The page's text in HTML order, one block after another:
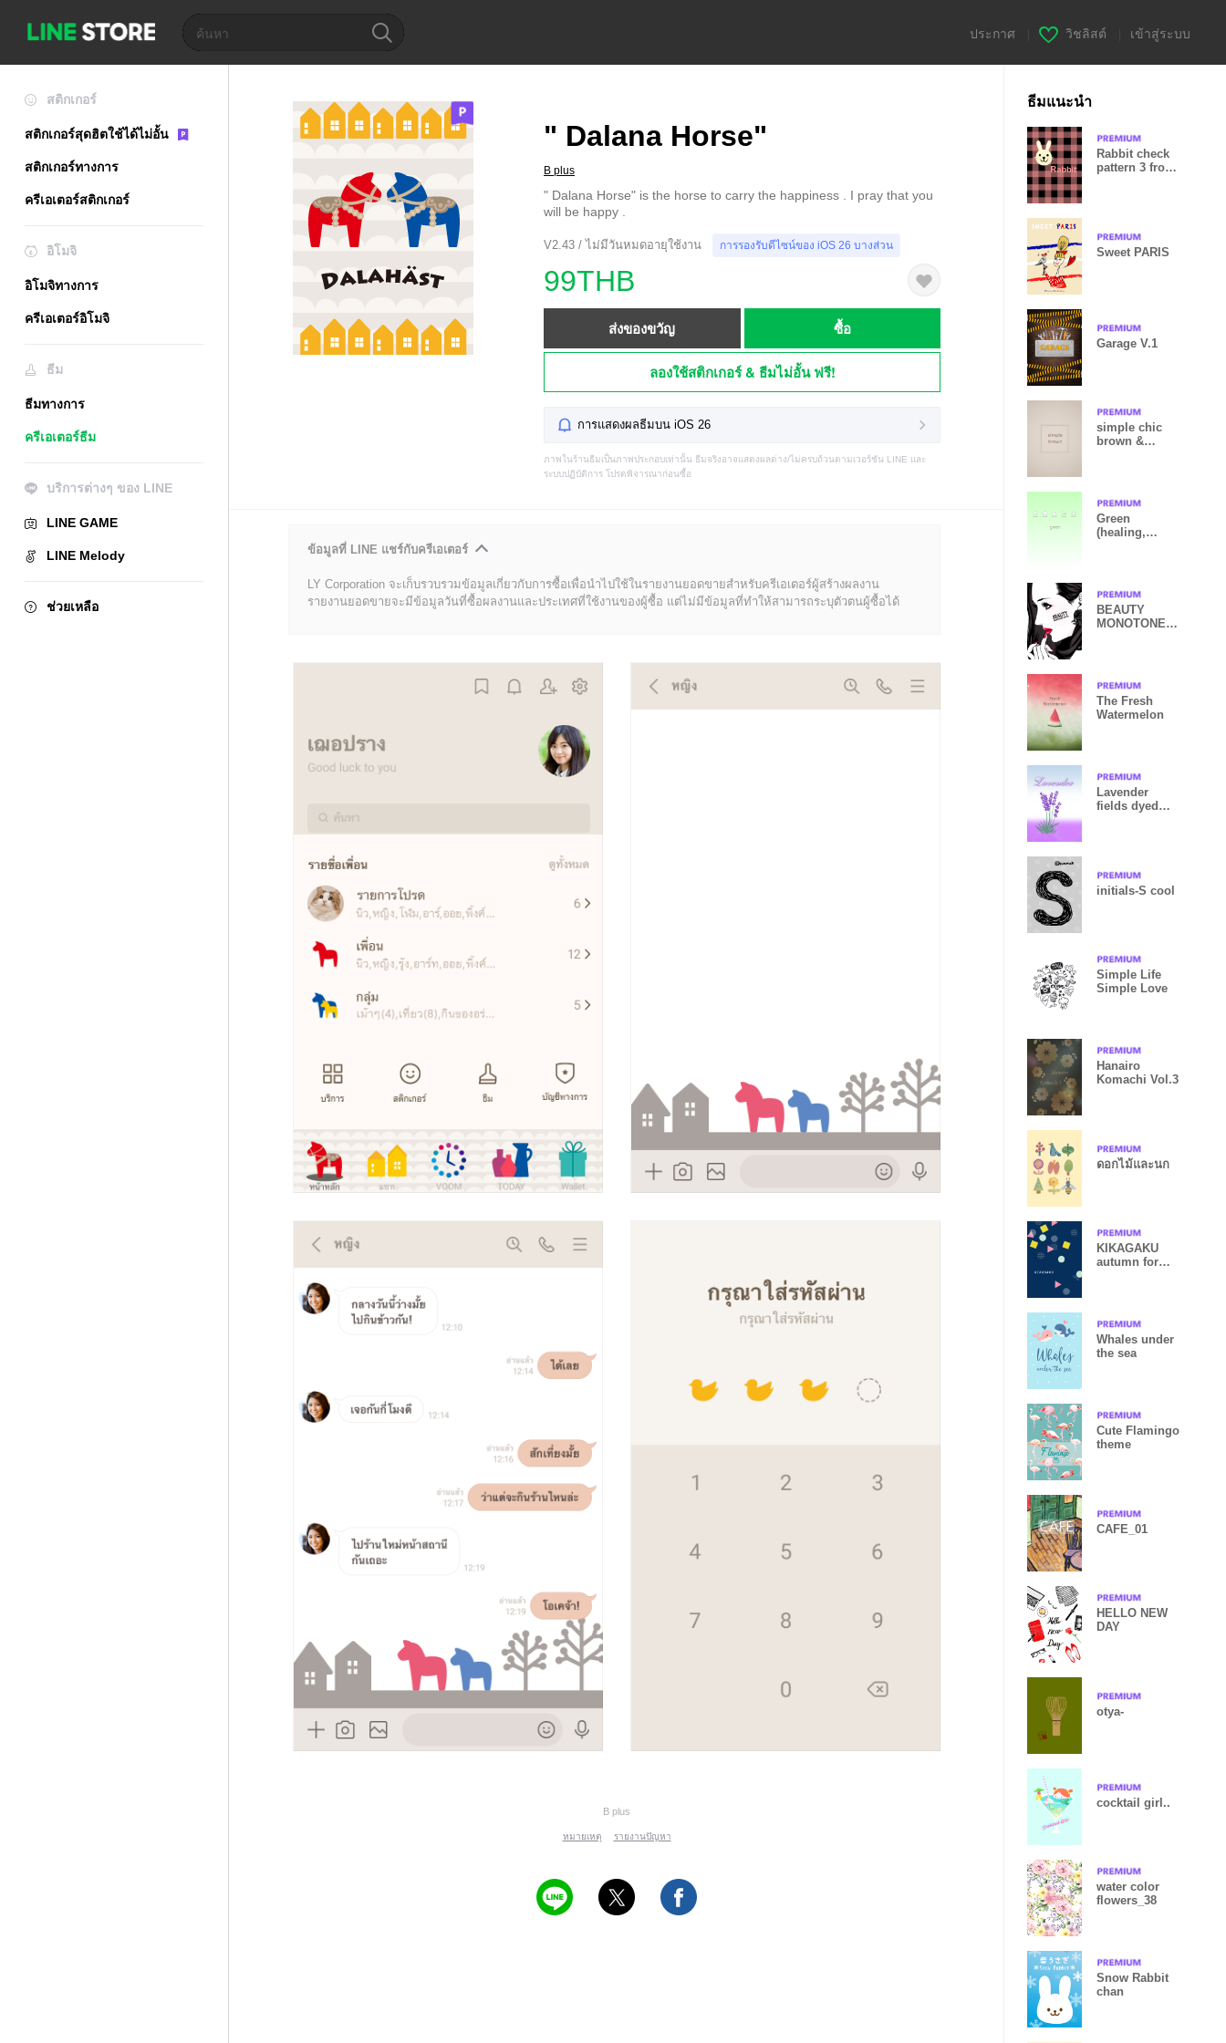
ประกาศ วิชลิสต์ เข้าสู่ระบบ
สติกเกอร์
สติกเกอร์สุดฮิตใช้ได้ไม่อั้น
สติกเกอร์ทางการ
ครีเอเตอร์สติกเกอร์
อิโมจิ
อิโมจิทางการ
ครีเอเตอร์อิโมจิ
ธีม
ธีมทางการ
ครีเอเตอร์ธีม
บริการต่างๆ ของ LINE
LINE GAME
LINE Melody
ช่วยเหลือ
" Dalana Horse"
B plus
" Dalana Horse" is the horse to carry the happiness . I pray that you
will be happy .
V2.43 / ไม่มีวันหมดอายุใช้งาน การรองรับดีไซน์ของ iOS 26 บางส่วน
99THB
ส่งของขวัญ ซื้อ
ลองใช้สติกเกอร์ & ธีมไม่อั้น ฟรี!
การแสดงผลธีมบน iOS 26
ภาพในร้านธีมเป็นภาพประกอบเท่านั้น ธีมจริงอาจแสดงผลต่าง/ไม่ครบถ้วนตามเวอร์ชัน LINE และ
ระบบปฏิบัติการ โปรดพิจารณาก่อนซื้อ
ข้อมูลที่ LINE แชร์กับครีเอเตอร์
LY Corporation จะเก็บรวบรวมข้อมูลเกี่ยวกับการซื้อเพื่อนำไปใช้ในรายงานยอดขายสำหรับครีเอเตอร์ผู้สร้างผลงาน
รายงานยอดขายจะมีข้อมูลวันที่ซื้อผลงานและประเทศที่ใช้งานของผู้ซื้อ แต่ไม่มีข้อมูลที่ทำให้สามารถระบุตัวตนผู้ซื้อได้
B plus
หมายเหตุ รายงานปัญหา
ธีมแนะนำ
Rabbit check
pattern 3 from
Sweet PARIS
Garage V.1
simple chic
brown &
Green
(healing,
BEAUTY
MONOTONE
The Fresh
Watermelon
Lavender
fields dyed
initials-S cool
Simple Life
Simple Love
Hanairo
Komachi Vol.3
ดอกไม้และนก
KIKAGAKU
autumn for
Whales under
the sea
Cute Flamingo
theme
CAFE_01
HELLO NEW
DAY
otya-
cocktail girl..
water color
flowers_38
Snow Rabbit
chan